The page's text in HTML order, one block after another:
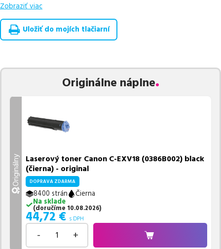
Z uvedeného množstva dostupných náplní
náplnev počte2ks.
Celá táto certifikovaná ponuka, spĺňajúca normy ISO 9001 a 14001,
Vieme, že pri nákupe zohráva dôležitú úlohu aj dostupnosť. Preto
pravidelne naskladňovať produkty, aby boli ihneď k
dispozícii na odoslanie.
Ak si pri výbere nie ste istí, ktoré riešenie je pre vaše potreby
sme vám pomohli vybrať to najlepšie riešenie.
Zobraziť viac
Uložiť do mojích tlačiarní
Originálne náplne
Originálny Laserový toner Canon C-EXV18 (0386B002) black
(čierna) - original
DOPRAVA ZDARMA
8400 strán
Čierna
Na sklade
(doručíme 10.08.2026)
44,72 € s DPH
- +